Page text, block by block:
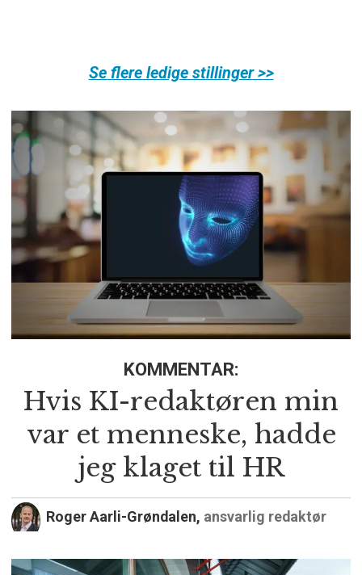
Se flere ledige stillinger >>
KOMMENTAR:
Hvis KI-redaktøren min
var et menneske, hadde
jeg klaget til HR
Roger Aarli-Grøndalen, ansvarlig redaktør